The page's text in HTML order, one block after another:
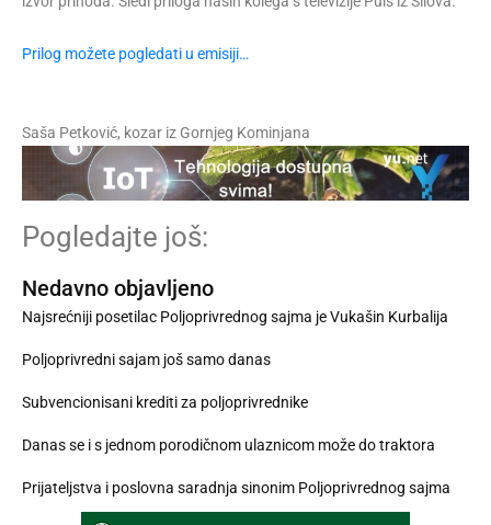
Prilog možete pogledati u emisiji…
Saša Petković, kozar iz Gornjeg Kominjana
Pogledajte još:
Nedavno objavljeno
Najsrećniji posetilac Poljoprivrednog sajma je Vukašin Kurbalija
Poljoprivredni sajam još samo danas
Subvencionisani krediti za poljoprivrednike
Danas se i s jednom porodičnom ulaznicom može do traktora
Prijateljstva i poslovna saradnja sinonim Poljoprivrednog sajma